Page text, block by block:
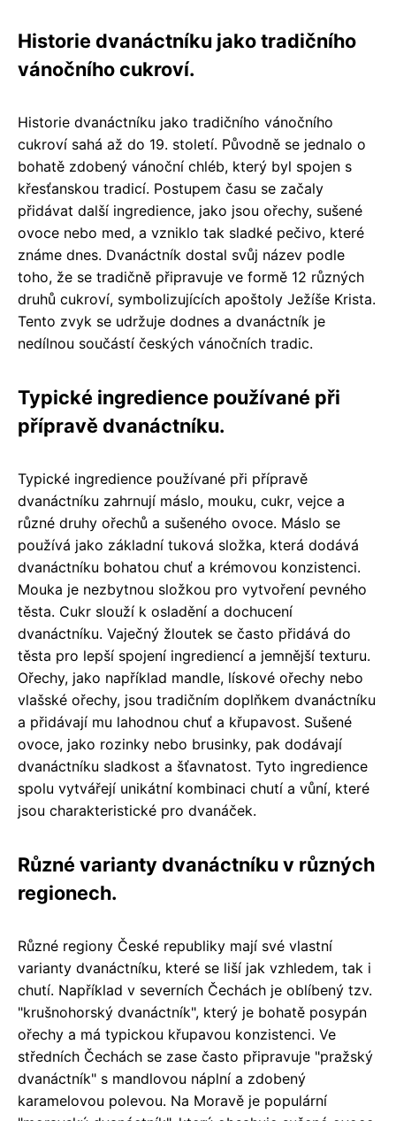
Historie dvanáctníku jako tradičního
vánočního cukroví.
Historie dvanáctníku jako tradičního vánočního
cukroví sahá až do 19. století. Původně se jednalo o
bohatě zdobený vánoční chléb, který byl spojen s
křesťanskou tradicí. Postupem času se začaly
přidávat další ingredience, jako jsou ořechy, sušené
ovoce nebo med, a vzniklo tak sladké pečivo, které
známe dnes. Dvanáctník dostal svůj název podle
toho, že se tradičně připravuje ve formě 12 různých
druhů cukroví, symbolizujících apoštoly Ježíše Krista.
Tento zvyk se udržuje dodnes a dvanáctník je
nedílnou součástí českých vánočních tradic.
Typické ingredience používané při
přípravě dvanáctníku.
Typické ingredience používané při přípravě
dvanáctníku zahrnují máslo, mouku, cukr, vejce a
různé druhy ořechů a sušeného ovoce. Máslo se
používá jako základní tuková složka, která dodává
dvanáctníku bohatou chuť a krémovou konzistenci.
Mouka je nezbytnou složkou pro vytvoření pevného
těsta. Cukr slouží k osladění a dochucení
dvanáctníku. Vaječný žloutek se často přidává do
těsta pro lepší spojení ingrediencí a jemnější texturu.
Ořechy, jako například mandle, lískové ořechy nebo
vlašské ořechy, jsou tradičním doplňkem dvanáctníku
a přidávají mu lahodnou chuť a křupavost. Sušené
ovoce, jako rozinky nebo brusinky, pak dodávají
dvanáctníku sladkost a šťavnatost. Tyto ingredience
spolu vytvářejí unikátní kombinaci chutí a vůní, které
jsou charakteristické pro dvanáček.
Různé varianty dvanáctníku v různých
regionech.
Různé regiony České republiky mají své vlastní
varianty dvanáctníku, které se liší jak vzhledem, tak i
chutí. Například v severních Čechách je oblíbený tzv.
"krušnohorský dvanáctník", který je bohatě posypán
ořechy a má typickou křupavou konzistenci. Ve
středních Čechách se zase často připravuje "pražský
dvanáctník" s mandlovou náplní a zdobený
karamelovou polevou. Na Moravě je populární